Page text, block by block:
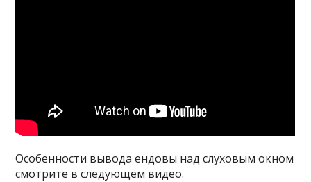
Особенности вывода ендовы над слуховым окном
смотрите в следующем видео.